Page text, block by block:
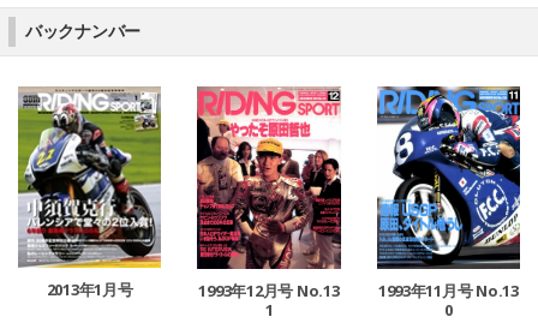
バックナンバー
2013年1月号
1993年12月号 No.13
1
1993年11月号 No.13
0